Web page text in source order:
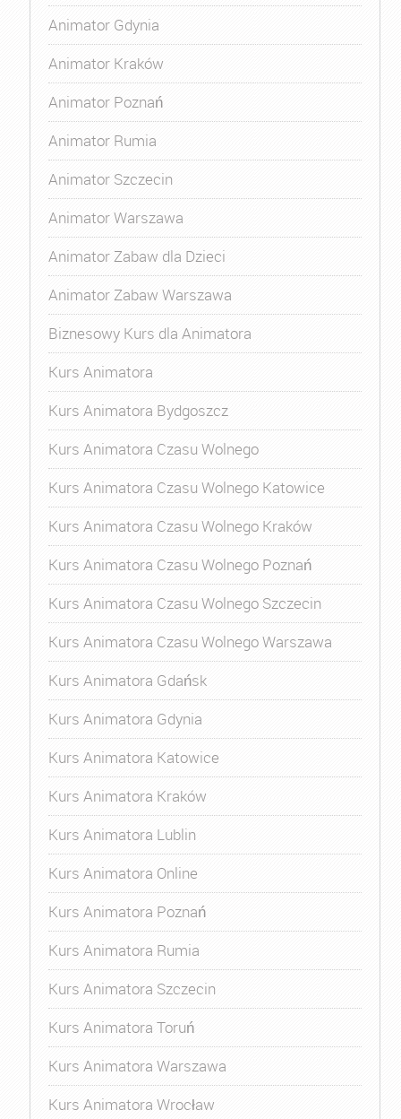
Animator Gdynia
Animator Kraków
Animator Poznań
Animator Rumia
Animator Szczecin
Animator Warszawa
Animator Zabaw dla Dzieci
Animator Zabaw Warszawa
Biznesowy Kurs dla Animatora
Kurs Animatora
Kurs Animatora Bydgoszcz
Kurs Animatora Czasu Wolnego
Kurs Animatora Czasu Wolnego Katowice
Kurs Animatora Czasu Wolnego Kraków
Kurs Animatora Czasu Wolnego Poznań
Kurs Animatora Czasu Wolnego Szczecin
Kurs Animatora Czasu Wolnego Warszawa
Kurs Animatora Gdańsk
Kurs Animatora Gdynia
Kurs Animatora Katowice
Kurs Animatora Kraków
Kurs Animatora Lublin
Kurs Animatora Online
Kurs Animatora Poznań
Kurs Animatora Rumia
Kurs Animatora Szczecin
Kurs Animatora Toruń
Kurs Animatora Warszawa
Kurs Animatora Wrocław